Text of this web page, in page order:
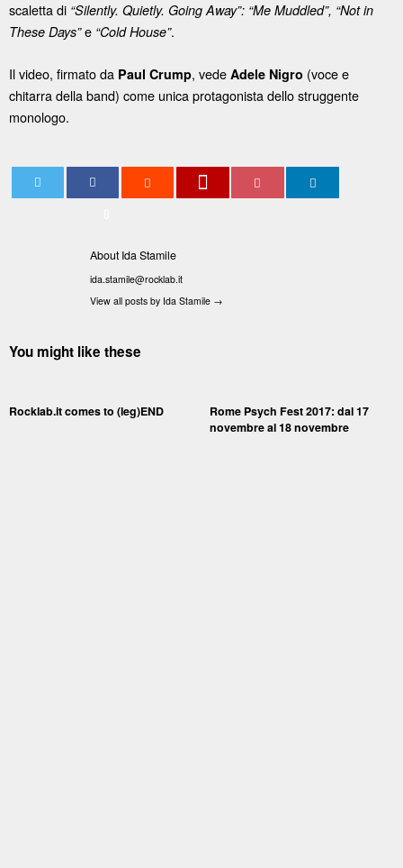
scaletta di “Silently. Quietly. Going Away”: “Me Muddled”, “Not in
These Days”e “Cold House”.
Il video, firmato da Paul Crump, vede Adele Nigro (voce e
chitarra della band) come unica protagonista dello struggente
monologo.
About Ida Stamile
ida.stamile@rocklab.it
View all posts by Ida Stamile →
You might like these
Rocklab.it comes to (leg)END
Rome Psych Fest 2017: dal 17
novembre al 18 novembre